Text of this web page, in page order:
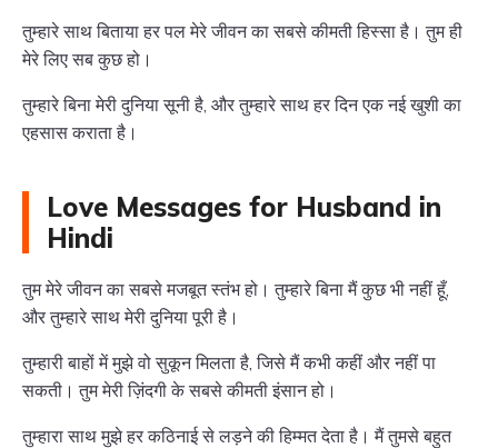
तुम्हारे साथ बिताया हर पल मेरे जीवन का सबसे कीमती हिस्सा है। तुम ही
मेरे लिए सब कुछ हो।
तुम्हारे बिना मेरी दुनिया सूनी है, और तुम्हारे साथ हर दिन एक नई खुशी का
एहसास कराता है।
Love Messages for Husband in
Hindi
तुम मेरे जीवन का सबसे मजबूत स्तंभ हो। तुम्हारे बिना मैं कुछ भी नहीं हूँ,
और तुम्हारे साथ मेरी दुनिया पूरी है।
तुम्हारी बाहों में मुझे वो सुकून मिलता है, जिसे मैं कभी कहीं और नहीं पा
सकती। तुम मेरी ज़िंदगी के सबसे कीमती इंसान हो।
तुम्हारा साथ मुझे हर कठिनाई से लड़ने की हिम्मत देता है। मैं तुमसे बहुत